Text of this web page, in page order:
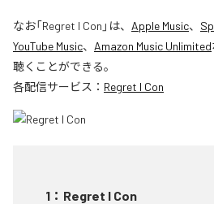
なお「Regret I Con 」は、 Apple Music、
YouTube Music、 Amazon Music Unlimited
聴くことができる。
各配信サービス： Regret I Con
1 ： Regret I Con